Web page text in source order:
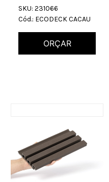
SKU: 231066
Cód.: ECODECK CACAU
ORÇAR